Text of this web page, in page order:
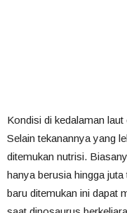
Kondisi di kedalaman
Selain tekanannya yang
ditemukan nutrisi.
hanya berusia hingga
baru ditemukan ini dapat